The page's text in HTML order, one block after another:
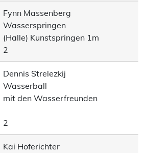
Fynn Massenberg
Wasserspringen
(Halle) Kunstspringen 1m
2
Dennis Strelezkij
Wasserball
mit den Wasserfreunden
2
Kai Hoferichter